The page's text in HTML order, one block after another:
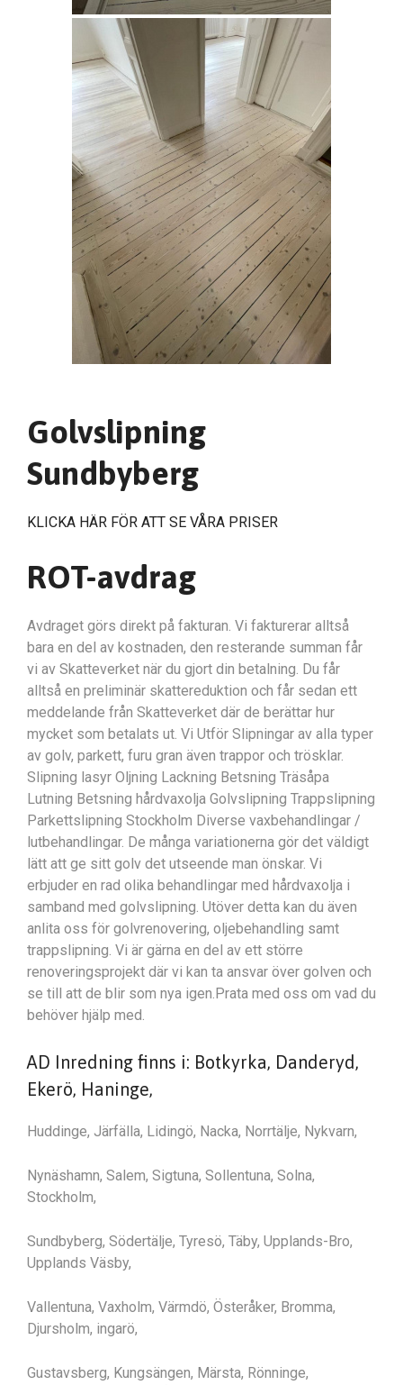
Golvslipning
Sundbyberg
KLICKA HÄR FÖR ATT SE VÅRA PRISER
ROT-avdrag
Avdraget görs direkt på fakturan. Vi fakturerar alltså
bara en del av kostnaden, den resterande summan får
vi av Skatteverket när du gjort din betalning. Du får
alltså en preliminär skattereduktion och får sedan ett
meddelande från Skatteverket där de berättar hur
mycket som betalats ut. Vi Utför Slipningar av alla typer
av golv, parkett, furu gran även trappor och trösklar.
Slipning lasyr Oljning Lackning Betsning Träsåpa
Lutning Betsning hårdvaxolja Golvslipning Trappslipning
Parkettslipning Stockholm Diverse vaxbehandlingar /
lutbehandlingar. De många variationerna gör det väldigt
lätt att ge sitt golv det utseende man önskar. Vi
erbjuder en rad olika behandlingar med hårdvaxolja i
samband med golvslipning. Utöver detta kan du även
anlita oss för golvrenovering, oljebehandling samt
trappslipning. Vi är gärna en del av ett större
renoveringsprojekt där vi kan ta ansvar över golven och
se till att de blir som nya igen.Prata med oss om vad du
behöver hjälp med.
AD Inredning finns i: Botkyrka, Danderyd,
Ekerö, Haninge,
Huddinge, Järfälla, Lidingö, Nacka, Norrtälje, Nykvarn,
Nynäshamn, Salem, Sigtuna, Sollentuna, Solna,
Stockholm,
Sundbyberg, Södertälje, Tyresö, Täby, Upplands-Bro,
Upplands Väsby,
Vallentuna, Vaxholm, Värmdö, Österåker, Bromma,
Djursholm, ingarö,
Gustavsberg, Kungsängen, Märsta, Rönninge,